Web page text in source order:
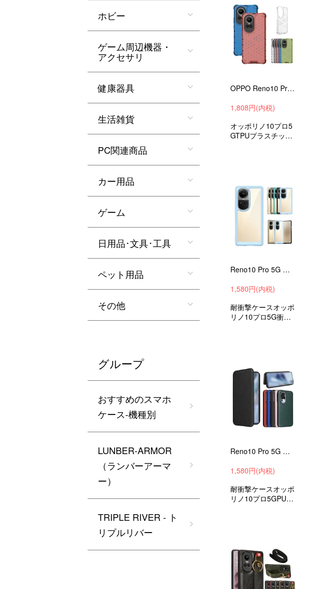
OPPO Reno10 Pro 5G 耐衝撃 ケース カバー TPU+プラスチック シンプル オッポ リノ10 プロ 5G おすすめ
1,808円(内税)
オッポリノ10プロ5
GTPUプラスチック
Reno10 Pro 5G 耐衝撃 ケース クリア カバー TPU+プラスチック 背面 透明 シンプル OPPO オッポ リノ10 プロ 5G おすすめ
1,580円(内税)
耐衝撃ケースオッポ
リノ10プロ5G衝撃
Reno10 Pro 5G ケース/カバー 耐衝撃ケース レザー カーボン調ケース カード収納 OPPO オッポ リノ10 プロ 5G PUレザーケース
1,580円(内税)
耐衝撃ケースオッポ
リノ10プロ5GPUレ
ホビー
ゲーム周辺機器・
アクセサリ
健康器具
生活雑貨
PC関連商品
カー用品
ゲーム
日用品･文具･工具
ペット用品
その他
グループ
おすすめのスマホ
ケース-機種別
LUNBER-ARMOR
（ランバーアーマ
ー）
TRIPLE RIVER - ト
リプルリバー